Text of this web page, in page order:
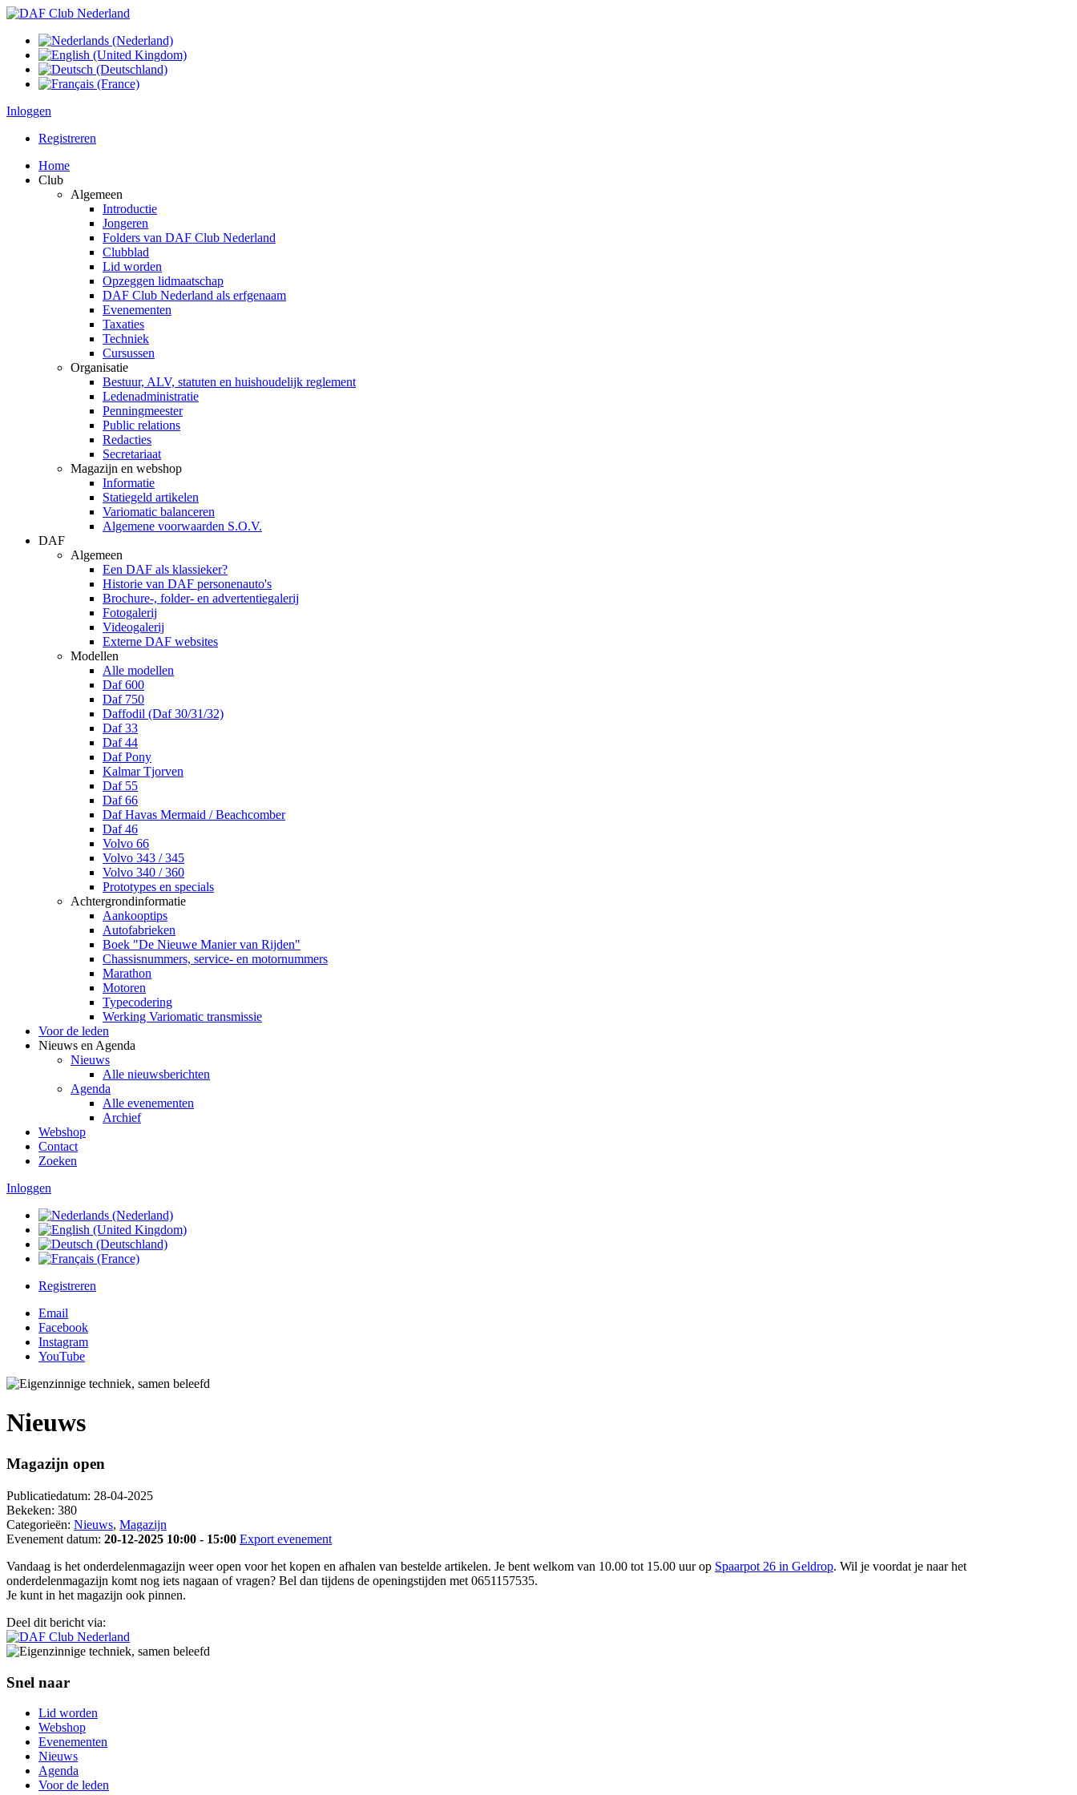
Inloggen
Registreren
Home
Club
Algemeen
Introductie
Jongeren
Folders van DAF Club Nederland
Clubblad
Lid worden
Opzeggen lidmaatschap
DAF Club Nederland als erfgenaam
Evenementen
Taxaties
Techniek
Cursussen
Organisatie
Bestuur, ALV, statuten en huishoudelijk reglement
Ledenadministratie
Penningmeester
Public relations
Redacties
Secretariaat
Magazijn en webshop
Informatie
Statiegeld artikelen
Variomatic balanceren
Algemene voorwaarden S.O.V.
DAF
Algemeen
Een DAF als klassieker?
Historie van DAF personenauto's
Brochure-, folder- en advertentiegalerij
Fotogalerij
Videogalerij
Externe DAF websites
Modellen
Alle modellen
Daf 600
Daf 750
Daffodil (Daf 30/31/32)
Daf 33
Daf 44
Daf Pony
Kalmar Tjorven
Daf 55
Daf 66
Daf Havas Mermaid / Beachcomber
Daf 46
Volvo 66
Volvo 343 / 345
Volvo 340 / 360
Prototypes en specials
Achtergrondinformatie
Aankooptips
Autofabrieken
Boek "De Nieuwe Manier van Rijden"
Chassisnummers, service- en motornummers
Marathon
Motoren
Typecodering
Werking Variomatic transmissie
Voor de leden
Nieuws en Agenda
Nieuws
Alle nieuwsberichten
Agenda
Alle evenementen
Archief
Webshop
Contact
Zoeken
Inloggen
Registreren
Email
Facebook
Instagram
YouTube
Nieuws
Magazijn open
Publicatiedatum: 28-04-2025
Bekeken: 380
Categorieën: Nieuws, Magazijn
Evenement datum: 20-12-2025 10:00 - 15:00 Export evenement
Vandaag is het onderdelenmagazijn weer open voor het kopen en afhalen van bestelde artikelen. Je bent welkom van 10.00 tot 15.00 uur op Spaarpot 26 in Geldrop. Wil je voordat je naar het
onderdelenmagazijn komt nog iets nagaan of vragen? Bel dan tijdens de openingstijden met 0651157535.
Je kunt in het magazijn ook pinnen.
Deel dit bericht via:
Snel naar
Lid worden
Webshop
Evenementen
Nieuws
Agenda
Voor de leden